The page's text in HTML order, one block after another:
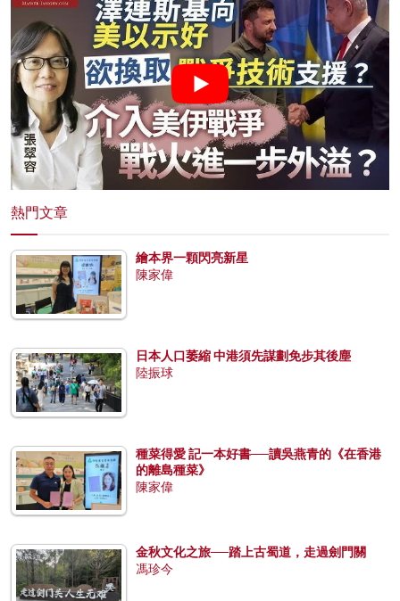
熱門文章
繪本界一顆閃亮新星
陳家偉
日本人口萎縮 中港須先謀劃免步其後塵
陸振球
種菜得愛 記一本好書──讀吳燕青的《在香港
的離島種菜》
陳家偉
金秋文化之旅──踏上古蜀道，走過劍門關
馮珍今